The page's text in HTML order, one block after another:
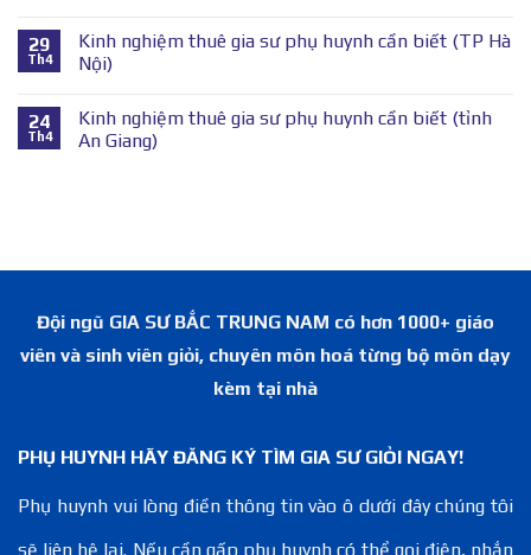
29
Th4
Kinh nghiệm thuê gia sư phụ huynh cần biết (TP Hà
Nội)
24
Th4
Kinh nghiệm thuê gia sư phụ huynh cần biết (tỉnh
An Giang)
Đội ngũ GIA SƯ BẮC TRUNG NAM có hơn 1000+ giáo
viên và sinh viên giỏi, chuyên môn hoá từng bộ môn dạy
kèm tại nhà
PHỤ HUYNH HÃY ĐĂNG KÝ TÌM GIA SƯ GIỎI NGAY!
Phụ huynh vui lòng điền thông tin vào ô dưới đây chúng tôi
sẽ liên hệ lại. Nếu cần gấp phụ huynh có thể gọi điện, nhắn